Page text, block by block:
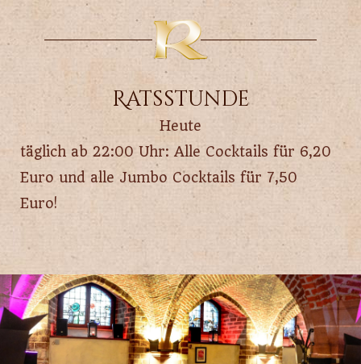
Ratsstunde
Heute
täglich ab 22:00 Uhr: Alle Cocktails für 6,20
Euro und alle Jumbo Cocktails für 7,50
Euro!